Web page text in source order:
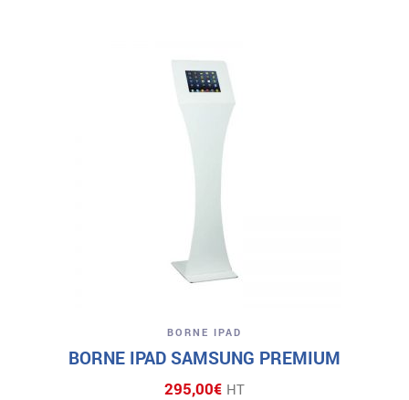
BORNE IPAD
BORNE IPAD SAMSUNG PREMIUM
295,00€ HT